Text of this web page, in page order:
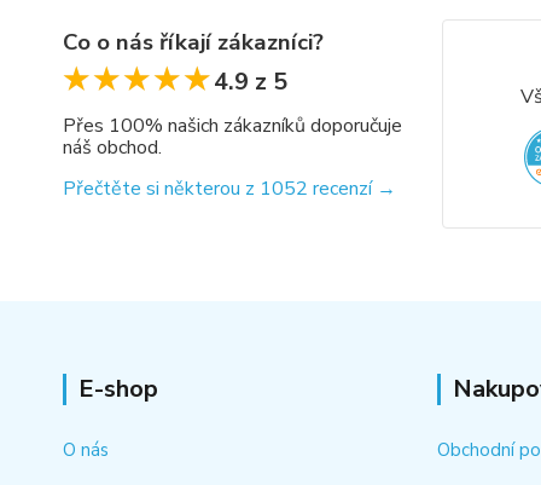
Co o nás říkají zákazníci?
★★★★★
★★★★★4.9 z 5
Přes 100% našich zákazníků doporučuje
náš obchod.
Přečtěte si některou z 1052 recenzí →
E-shop
O nás
Obchodní